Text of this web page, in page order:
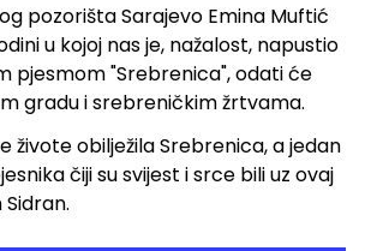
pozorišta Sarajevo Emina Muftić
u kojoj nas je, nažalost, napustio
pjesmom "Srebrenica", odati će
gradu i srebreničkim žrtvama.
živote obilježila Srebrenica, a jedan
čiji su svijest i srce bili uz ovaj